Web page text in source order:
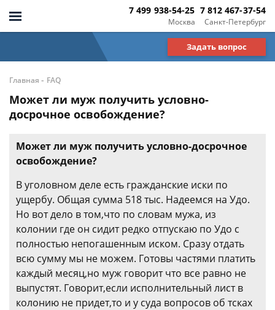
Москва
7 499 938-54-25
Санкт-Петербург
7 812 467-37-54
Задать вопрос
Главная - FAQ
Может ли муж получить условно-
досрочное освобождение?
Может ли муж получить условно-досрочное
освобождение?
В уголовном деле есть гражданские иски по
ущербу. Общая сумма 518 тыс. Надеемся на Удо.
Но вот дело в том,что по словам мужа, из
колонии где он сидит редко отпускаю по Удо с
полностью непогашенным иском. Сразу отдать
всю сумму мы не можем. Готовы частями платить
каждый месяц,но муж говорит что все равно не
выпустят. Говорит,если исполнительный лист в
колонию не придет,то и у суда вопросов об тсках